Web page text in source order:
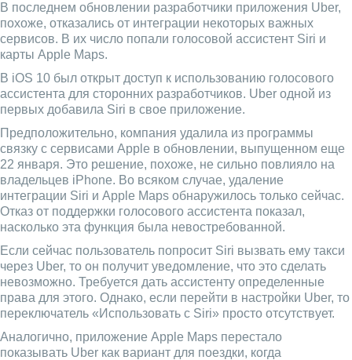
В последнем обновлении разработчики приложения Uber,
похоже, отказались от интеграции некоторых важных
сервисов. В их число попали голосовой ассистент Siri и
карты Apple Maps.
В iOS 10 был открыт доступ к использованию голосового
ассистента для сторонних разработчиков. Uber одной из
первых добавила Siri в свое приложение.
Предположительно, компания удалила из программы
связку с сервисами Apple в обновлении, выпущенном еще
22 января. Это решение, похоже, не сильно повлияло на
владельцев iPhone. Во всяком случае, удаление
интеграции Siri и Apple Maps обнаружилось только сейчас.
Отказ от поддержки голосового ассистента показал,
насколько эта функция была невостребованной.
Если сейчас пользователь попросит Siri вызвать ему такси
через Uber, то он получит уведомление, что это сделать
невозможно. Требуется дать ассистенту определенные
права для этого. Однако, если перейти в настройки Uber, то
переключатель «Использовать с Siri» просто отсутствует.
Аналогично, приложение Apple Maps перестало
показывать Uber как вариант для поездки, когда